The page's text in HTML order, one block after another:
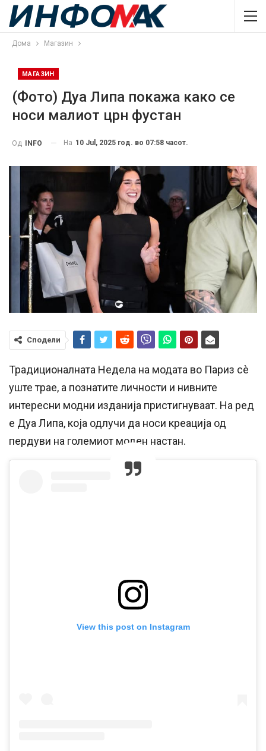
Дома Магазин
МАГАЗИН
(Фото) Дуа Липа покажа како се
носи малиот црн фустан
Од INFO На 10 Jul, 2025 год. во 07:58 часот.
Сподели
Традиционалната Недела на модата во Париз сè
уште трае, а познатите личности и нивните
интересни модни изданија пристигнуваат. На ред
е Дуа Липа, која одлучи да носи креација од
пердуви на големиот моден настан.
View this post on Instagram